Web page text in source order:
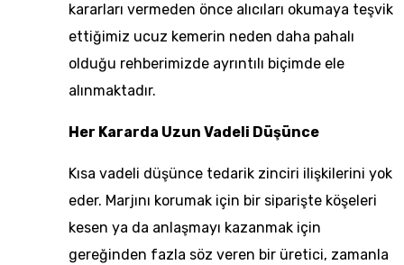
kararları vermeden önce alıcıları okumaya teşvik
ettiğimiz ucuz kemerin neden daha pahalı
olduğu rehberimizde ayrıntılı biçimde ele
alınmaktadır.
Her Kararda Uzun Vadeli Düşünce
Kısa vadeli düşünce tedarik zinciri ilişkilerini yok
eder. Marjını korumak için bir siparişte köşeleri
kesen ya da anlaşmayı kazanmak için
gereğinden fazla söz veren bir üretici, zamanla